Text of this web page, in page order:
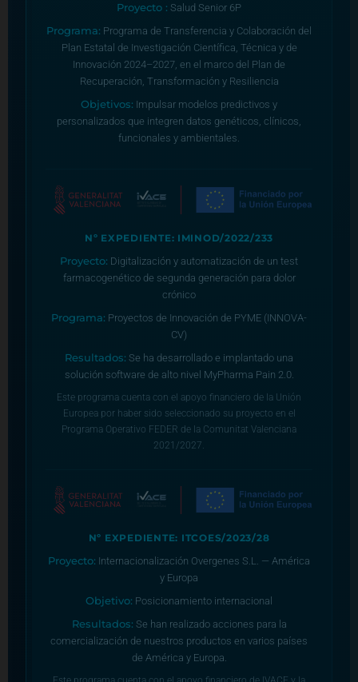
Proyecto : Salud Senior 6P
Programa: Programa de Transferencia y Colaboración del
Plan Estatal de Investigación Científica, Técnica y de
Innovación 2024–2027, en el marco del Plan de
Recuperación, Transformación y Resiliencia
Objetivos: Impulsar modelos predictivos y
personalizados que integren datos genéticos, clínicos,
funcionales y ambientales.
Nº EXPEDIENTE: IMINOD/2022/233
Proyecto: Digitalización y automatización de un test
farmacogenético de segunda generación para dolor
crónico
Programa: Proyectos de Innovación de PYME (INNOVA-
CV)
Resultados: Se ha desarrollado e implantado una
solución software de alto nivel MyPharma Pain 2.0.
Este programa cuenta con el apoyo financiero de la Unión
Europea por haber sido seleccionado su proyecto en el
Programa Operativo FEDER de la Comunitat Valenciana
2021/2027.
Nº EXPEDIENTE: ITCOES/2023/28
Proyecto: Internacionalización Overgenes S.L. — América
y Europa
Objetivo: Posicionamiento internacional
Resultados: Se han realizado acciones para la
comercialización de nuestros productos en varios países
de América y Europa.